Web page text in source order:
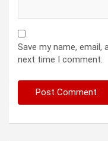
Save my name,
next time I comment.